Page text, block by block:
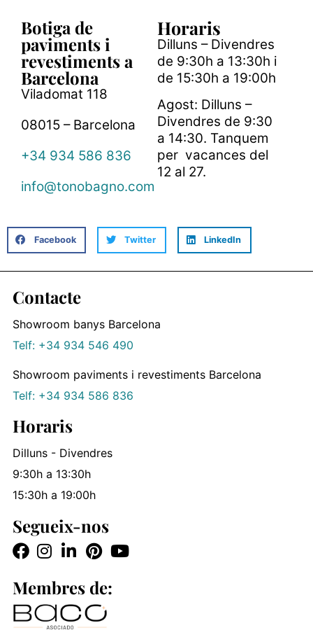
Botiga de
paviments i
revestiments a
Barcelona
Viladomat 118
08015 – Barcelona
+34 934 586 836
info@tonobagno.com
Horaris
Dilluns – Divendres
de 9:30h a 13:30h i
de 15:30h a 19:00h
Agost: Dilluns –
Divendres de 9:30
a 14:30. Tanquem
per vacances del
12 al 27.
Facebook Twitter LinkedIn
Contacte
Showroom banys Barcelona
Telf: +34 934 546 490
Showroom paviments i revestiments Barcelona
Telf: +34 934 586 836
Horaris
Dilluns - Divendres
9:30h a 13:30h
15:30h a 19:00h
Segueix-nos
Membres de: